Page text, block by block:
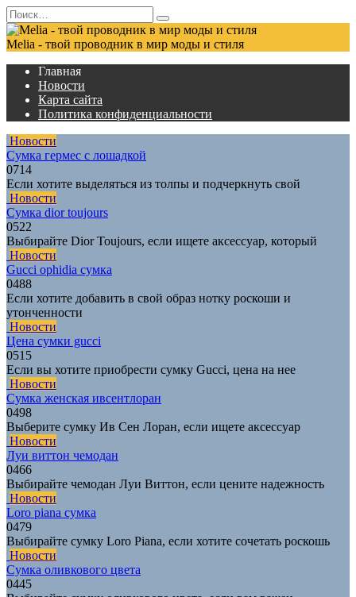
Перейти
к
содержанию
Search
for:
Melia - твой проводник в мир моды и стиля
Главная
Новости
Карта сайта
Политика конфиденциальности
Новости
Сумка гермес с лошадкой
0714
Если хотите выделяться из толпы и подчеркнуть свой
Новости
Сумка dior toujours
0522
Выбирайте Dior Toujours, если ищете аксессуар, который
Новости
Gucci ophidia сумка
0488
Если хотите добавить в свой образ нотку роскоши и
утонченности
Новости
Цена сумки gucci
0515
Если вы хотите приобрести сумку Gucci, цена на нее
Новости
Сумка женская ивсентлоран
0498
Выберите сумку Ив Сен Лоран, если ищете аксессуар
Новости
Луи виттон чемодан
0466
Выбирайте чемодан Луи Виттон, если цените надежность
Новости
Loro piana сумка
0479
Выбирайте сумку Loro Piana, если хотите сочетать роскошь
Новости
Сумка оливкового цвета
0445